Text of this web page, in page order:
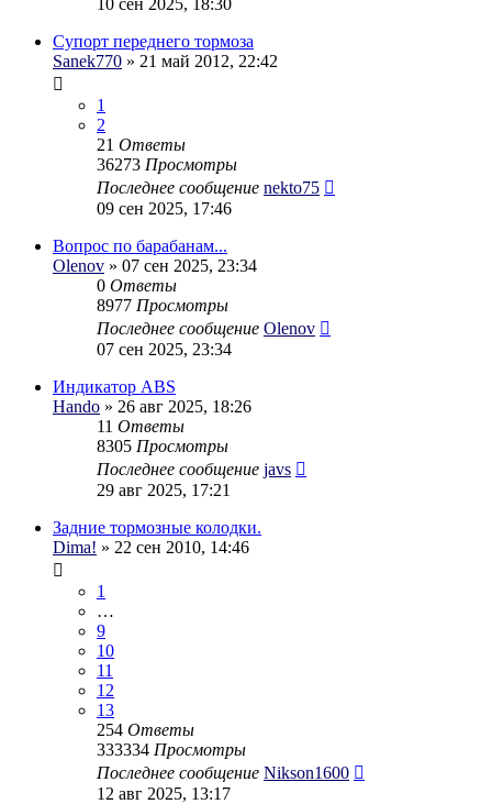
Супорт переднего тормоза
Sanek770 » 21 май 2012, 22:42
1
2
21 Ответы
36273 Просмотры
Последнее сообщение nekto75
09 сен 2025, 17:46
Вопрос по барабанам...
Olenov » 07 сен 2025, 23:34
0 Ответы
8977 Просмотры
Последнее сообщение Olenov
07 сен 2025, 23:34
Индикатор ABS
Hando » 26 авг 2025, 18:26
11 Ответы
8305 Просмотры
Последнее сообщение javs
29 авг 2025, 17:21
Задние тормозные колодки.
Dima! » 22 сен 2010, 14:46
1
…
9
10
11
12
13
254 Ответы
333334 Просмотры
Последнее сообщение Nikson1600
12 авг 2025, 13:17